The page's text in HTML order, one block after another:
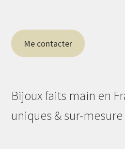
Me contacter
Bijoux faits main en
uniques & sur-mesure